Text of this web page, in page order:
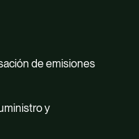
de emisiones
y